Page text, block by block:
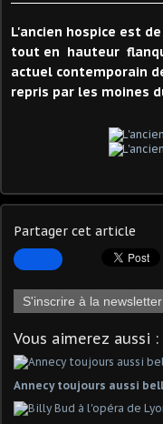
L'ancien hospice est
tout en hauteur
actuel contemporain
repris par les moines
Partager cet article
S'inscrire à la newsletter
Vous aimerez aussi :
Annecy toujours aussi